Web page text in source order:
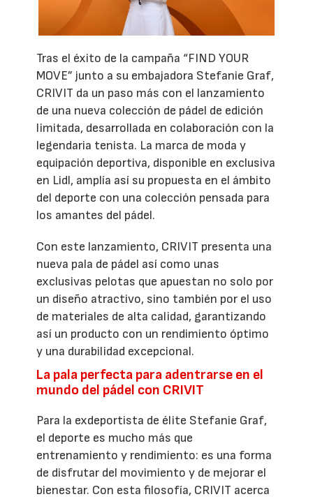
Tras el éxito de la campaña “FIND YOUR
MOVE” junto a su embajadora Stefanie Graf,
CRIVIT da un paso más con el lanzamiento
de una nueva colección de pádel de edición
limitada, desarrollada en colaboración con la
legendaria tenista. La marca de moda y
equipación deportiva, disponible en exclusiva
en Lidl, amplía así su propuesta en el ámbito
del deporte con una colección pensada para
los amantes del pádel.
Con este lanzamiento, CRIVIT presenta una
nueva pala de pádel así como unas
exclusivas pelotas que apuestan no solo por
un diseño atractivo, sino también por el uso
de materiales de alta calidad, garantizando
así un producto con un rendimiento óptimo
y una durabilidad excepcional.
La pala perfecta para adentrarse en el
mundo del pádel con CRIVIT
Para la exdeportista de élite Stefanie Graf,
el deporte es mucho más que
entrenamiento y rendimiento: es una forma
de disfrutar del movimiento y de mejorar el
bienestar. Con esta filosofía, CRIVIT acerca